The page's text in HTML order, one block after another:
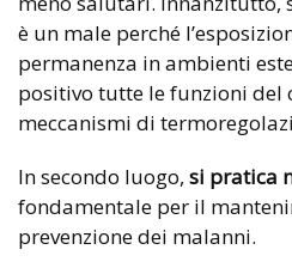
è un male perché
permanenza in ambienti
positivo tutte le funzioni del
meccanismi di
In secondo luogo, si pratica
fondamentale per il
prevenzione dei malanni.